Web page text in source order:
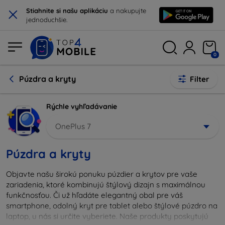
× Stiahnite si našu aplikáciu a nakupujte
jednoduchšie.
0
Púzdra a kryty Filter
Rýchle vyhľadávanie
OnePlus 7
Púzdra a kryty
Objavte našu širokú ponuku púzdier a krytov pre vaše
zariadenia, ktoré kombinujú štýlový dizajn s maximálnou
funkčnosťou. Či už hľadáte elegantný obal pre váš
smartphone, odolný kryt pre tablet alebo štýlové púzdro na
laptop, u nás si určite vyberiete. Naše produkty poskytujú